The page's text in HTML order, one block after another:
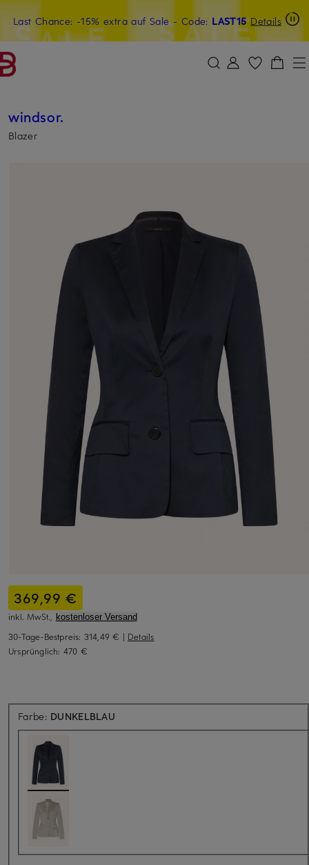
ZUM HAUPTINHALT ÜBERSPRINGEN ZUM SUCHFELD ÜBERSPRINGEN
Last Chance: -15% extra auf Sale- Code: LAST15 Details
20€-Willkommensgutschein mit Beyond sichern
windsor.
Blazer
369,99 €
inkl. MwSt., kostenloser Versand
30-Tage-Bestpreis: 314,49 € | Details
Ursprünglich: 470 €
Farbe: DUNKELBLAU